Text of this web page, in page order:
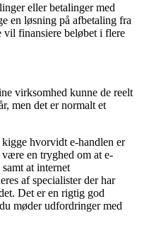
eller betalinger med
en løsning på afbetaling fra
finansiere beløbet i flere
virksomhed kunne de reelt
men det er normalt et
hvorvidt e-handlen er
en tryghed om at e-
at internet
af specialister der har
Det er en rigtig god
møder udfordringer med